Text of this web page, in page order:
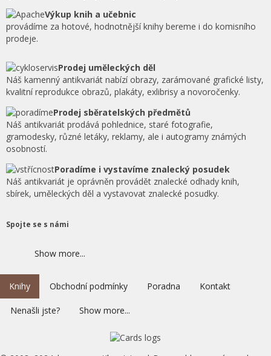
Výkup knih a učebnic
provádíme za hotové, hodnotnější knihy bereme i do komisního
prodeje.
Prodej uměleckých děl
Náš kamenný antikvariát nabízí obrazy, zarámované grafické listy,
kvalitní reprodukce obrazů, plakáty, exlibrisy a novoročenky.
Prodej sběratelských předmětů
Náš antikvariát prodává pohlednice, staré fotografie,
gramodesky, různé letáky, reklamy, ale i autogramy známých
osobností.
Poradíme i vystavíme znalecký posudek
Náš antikvariát je oprávněn provádět znalecké odhady knih,
sbírek, uměleckých děl a vystavovat znalecké posudky.
Spojte se s námi
Show more...
Knihy Obchodní podmínky Poradna Kontakt
Nenašli jste? Show more...